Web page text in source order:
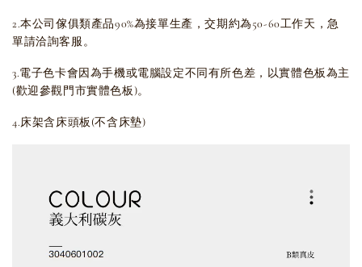
2.本公司傢俱類產品90%為接單生產，交期約為50-60工作天，急
單請洽詢客服。
3.電子色卡會因為手機或電腦設定不同有所色差，以實體色板為主
(歡迎參觀門市實體色板)。
4.床架含床頭板(不含床墊)